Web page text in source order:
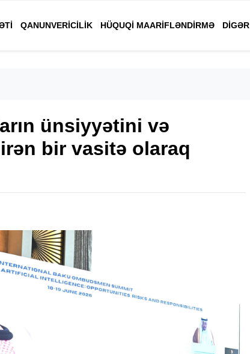
QANUNVERICILIK HÜQUQI MAARIFLƏNDIRMƏ DIGƏR
ünsiyyətini və
bir vasitə olaraq